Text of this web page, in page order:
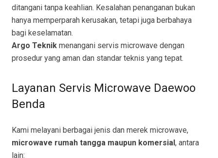
ditangani tanpa keahlian. Kesalahan penanganan bukan
hanya memperparah kerusakan, tetapi juga berbahaya
bagi keselamatan.
Argo Teknik menangani servis microwave dengan
prosedur yang aman dan standar teknis yang tepat.
Layanan Servis Microwave Daewoo
Benda
Kami melayani berbagai jenis dan merek microwave,
microwave rumah tangga maupun komersial, antara
lain: